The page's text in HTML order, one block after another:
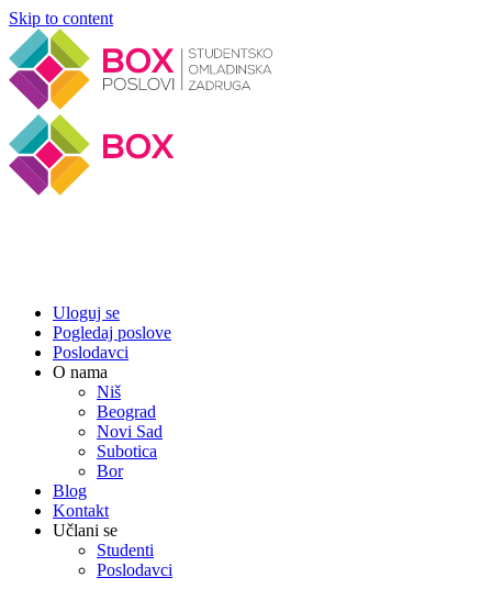
Skip to content
Uloguj se
Pogledaj poslove
Poslodavci
O nama
Niš
Beograd
Novi Sad
Subotica
Bor
Blog
Kontakt
Učlani se
Studenti
Poslodavci